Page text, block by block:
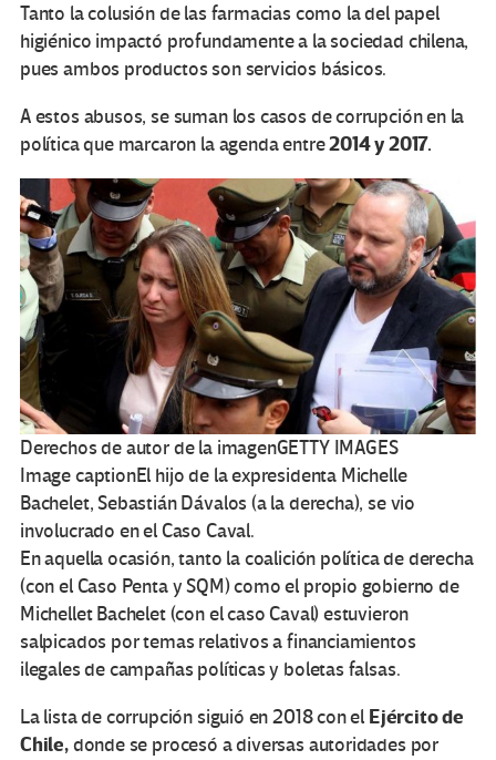
Tanto la colusión de las farmacias como la del papel
higiénico impactó profundamente a la sociedad chilena,
pues ambos productos son servicios básicos.
A estos abusos, se suman los casos de corrupción en la
política que marcaron la agenda entre2014 y 2017.
Derechos de autor de la imagenGETTY IMAGES
Image captionEl hijo de la expresidenta Michelle
Bachelet, Sebastián Dávalos (a la derecha), se vio
involucrado en el Caso Caval.
En aquella ocasión, tanto la coalición política de derecha
(con el Caso Penta y SQM) como el propio gobierno de
Michellet Bachelet (con el caso Caval) estuvieron
salpicados por temas relativos a financiamientos
ilegales de campañas políticas y boletas falsas.
La lista de corrupción siguió en 2018 con el Ejército de
Chile,donde se procesó a diversas autoridades por